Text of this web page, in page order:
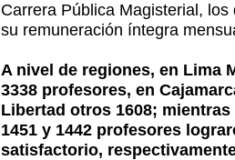
Carrera Pública Magisterial,
su remuneración íntegra
A nivel de regiones, en Lima
3338 profesores, en
Libertad otros 1608;
1451 y 1442 profesores
satisfactorio,